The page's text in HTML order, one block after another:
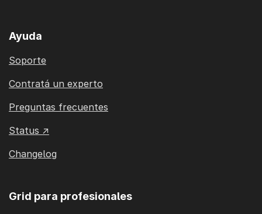
Ayuda
Soporte
Contratá un experto
Preguntas frecuentes
Status ↗
Changelog
Grid para profesionales